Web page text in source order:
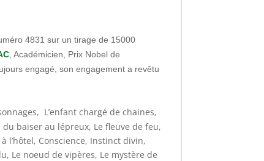
4831 sur un tirage de 15000
, Académicien, Prix Nobel de
engagé, son engagement a revêtu
L’enfant chargé de chaines,
baiser au lépreux, Le fleuve de feu,
l’hôtel, Conscience, Instinct divin,
Le noeud de vipères, Le mystère de